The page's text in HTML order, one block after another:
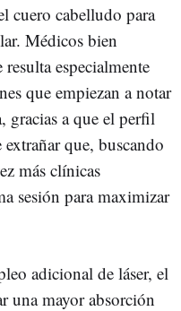
cuero cabelludo para
Médicos bien
especialmente
que empiezan a notar
gracias a que el perfil
que, buscando
más clínicas
sesión para maximizar
adicional de láser, el
una mayor absorción